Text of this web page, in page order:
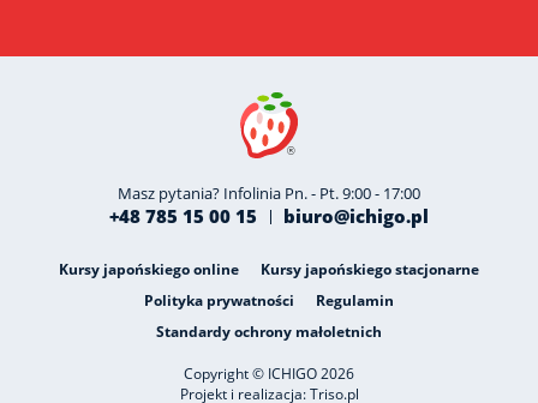
Masz pytania? Infolinia Pn. - Pt. 9:00 - 17:00
+48 785 15 00 15 biuro@ichigo.pl
Kursy japońskiego online
Kursy japońskiego stacjonarne
Polityka prywatności
Regulamin
Standardy ochrony małoletnich
Copyright © ICHIGO 2026
Projekt i realizacja:Triso.pl